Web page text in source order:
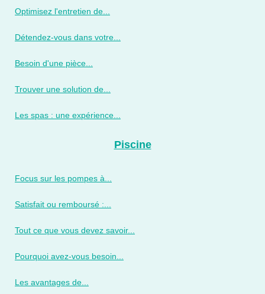
Optimisez l'entretien de...
Détendez-vous dans votre...
Besoin d'une pièce...
Trouver une solution de...
Les spas : une expérience...
Piscine
Focus sur les pompes à...
Satisfait ou remboursé :...
Tout ce que vous devez savoir...
Pourquoi avez-vous besoin...
Les avantages de...